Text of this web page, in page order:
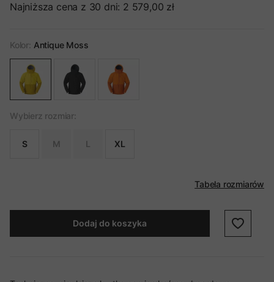
Najniższa cena z 30 dni: 2 579,00 zł
Kolor: Antique Moss
Wybierz rozmiar:
S M L XL
Tabela rozmiarów
Dodaj do koszyka